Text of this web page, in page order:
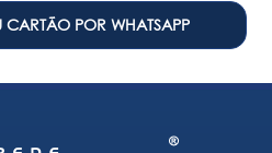
CARTÃO POR WHATSAPP